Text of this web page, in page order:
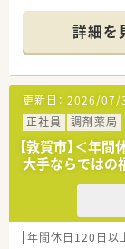
■研修制度
講可能な
■店舗で活
となる従業
を用意され
■総合薬剤
の働き方を
■調剤併設
地内薬局」
ます
■在宅医療
50店舗以
■「プラチ
法人部門）
詳細を
更新日： 2026/07/
正社員
調剤薬局
【敦賀市】＜年
大手ならではの
年間休日120日以